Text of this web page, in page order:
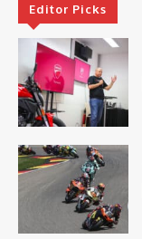
Editor Picks